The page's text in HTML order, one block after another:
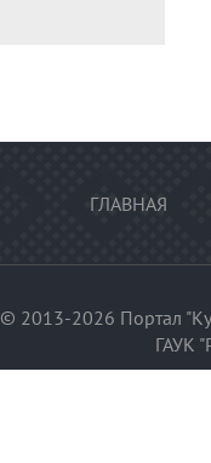
ГЛАВНАЯ
© 2013-2026 Портал
ГАУК